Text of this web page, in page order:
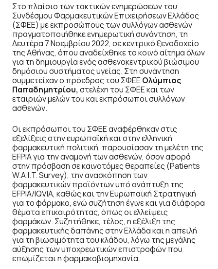
Στο πλαίσιο των τακτικών ενημερώσεων του
Συνδέσμου Φαρμακευτικών Επιχειρήσεων Ελλάδος
(ΣΦΕΕ) με εκπροσώπους των συλλόγων ασθενών
πραγματοποιήθηκε ενημερωτική συνάντηση, τη
Δευτέρα 7 Νοεμβρίου 2022, σε κεντρικό ξενοδοχείο
της Αθήνας, όπου αναδείχθηκε το κοινό αίτημα όλων
για τη δημιουργία ενός ασθενοκεντρικού βιώσιμου
δημόσιου συστήματος υγείας. Στη συνάντηση
συμμετείχαν ο πρόεδρος του ΣΦΕΕ Ολύμπιος
Παπαδημητρίου, στελέχη του ΣΦΕΕ και των
εταιριών μελών του και εκπρόσωποι συλλόγων
ασθενών.
Οι εκπρόσωποι του ΣΦΕΕ αναφέρθηκαν στις
εξελίξεις στην ευρωπαϊκή και στην ελληνική
φαρμακευτική πολιτική, παρουσίασαν τη μελέτη της
EFPIA για την αναμονή των ασθενών, όσον αφορά
στην πρόσβαση σε καινοτόμες θεραπείες (Patients
W.A.I.T. Survey), την ανασκόπηση των
φαρμακευτικών προϊόντων υπό ανάπτυξη της
EFPIA/IQVIA, καθώς και την Ευρωπαϊκή Στρατηγική
για το φάρμακο, ενώ συζήτηση έγινε και για διάφορα
θέματα επικαιρότητας, όπως οι ελλείψεις
φαρμάκων. Συζητήθηκε, τέλος, η εξέλιξη της
φαρμακευτικής δαπάνης στην Ελλάδα και η απειλή
για τη βιωσιμότητα του κλάδου, λόγω της μεγάλης
αύξησης των υποχρεωτικών επιστροφών που
επωμίζεται η φαρμακοβιομηχανία.